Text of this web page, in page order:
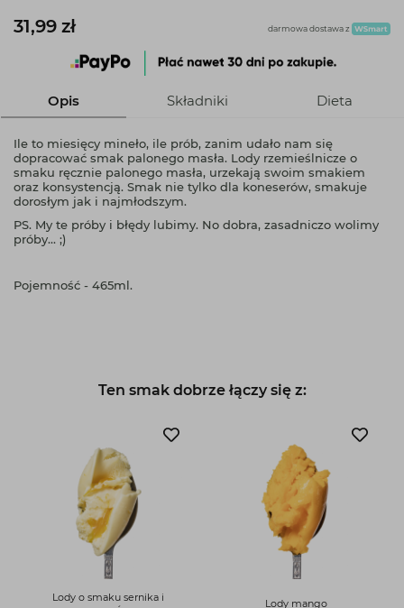
31,99 zł darmowa dostawa z
Opis Składniki Dieta
Ile to miesięcy mineło, ile prób, zanim udało nam się
dopracować smak palonego masła. Lody rzemieślnicze o
smaku ręcznie palonego masła, urzekają swoim smakiem
oraz konsystencją. Smak nie tylko dla koneserów, smakuje
dorosłym jak i najmłodszym.
PS. My te próby i błędy lubimy. No dobra, zasadniczo wolimy
próby... ;)
Pojemność - 465ml.
Ten smak dobrze łączy się z:
Lody o smaku sernika i
Lody mango